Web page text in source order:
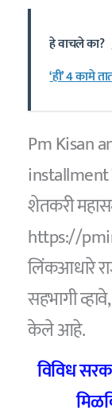
हे वाचले का?
‘ही’ 4 कामे
Pm Kisan
installment
शेतकरी
https://
लिंकआधारे
सहभागी
केले आहे.
विविध